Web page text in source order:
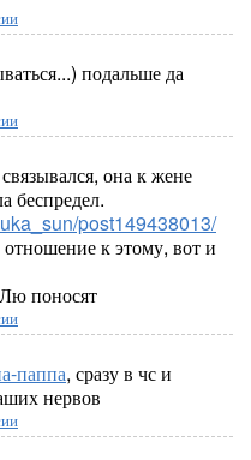
подальше да
она к жене
беспредел.
post149438013/
к этому, вот и
поносят
паппа, сразу в чс и
нервов